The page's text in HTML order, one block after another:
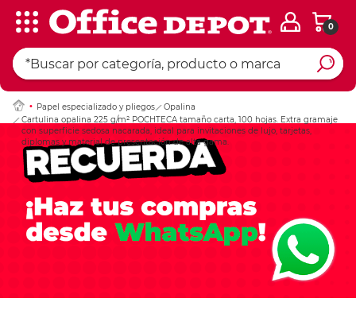
0
Papel especializado y pliegos
Opalina
Cartulina opalina 225 g/m² POCHTECA tamaño carta, 100 hojas. Extra gramaje
con superficie sedosa nacarada, ideal para invitaciones de lujo, tarjetas,
diplomas y material de presentación de alta gama.
Ingresar Codigo